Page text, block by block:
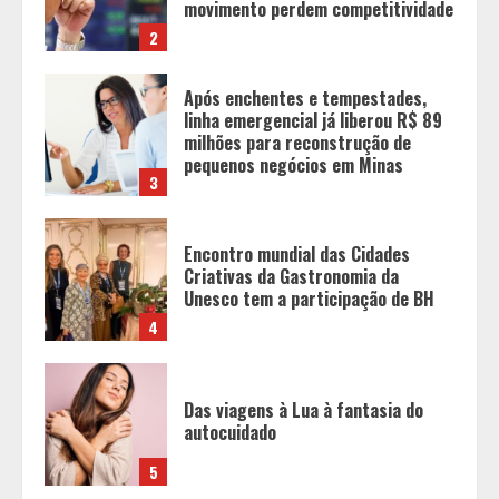
3
pequenos negócios em Minas
4
Encontro mundial das Cidades
Criativas da Gastronomia da
Unesco tem a participação de BH
5
Das viagens à Lua à fantasia do
autocuidado
1
Estadual da Advocacia Imobiliária
com especialistas de referência